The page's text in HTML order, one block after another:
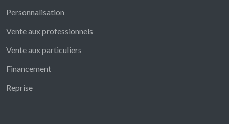
Personnalisation
Vente aux professionnels
Vente aux particuliers
Financement
Reprise